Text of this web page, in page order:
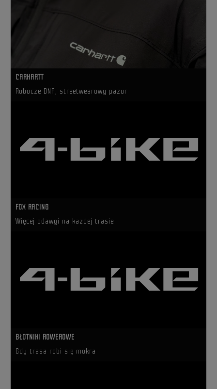
CARHARTT
Robocze DNA, streetwearowy pazur
FOX RACING
Więcej odawgi na każdej trasie
BŁOTNIKI ROWEROWE
Gdy trasa robi się mokra